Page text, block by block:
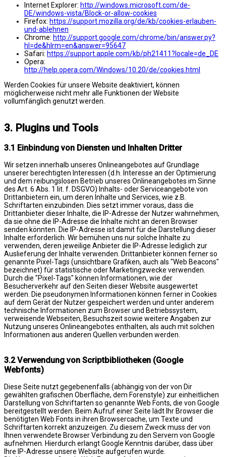
Internet Explorer: http://windows.microsoft.com/de-
DE/windows-vista/Block-or-allow-cookies
Firefox: https://support.mozilla.org/de/kb/cookies-erlauben-
und-ablehnen
Chrome: http://support.google.com/chrome/bin/answer.py?
hl=de&hlrm=en&answer=95647
Safari: https://support.apple.com/kb/ph21411?locale=de_DE
Opera:
http://help.opera.com/Windows/10.20/de/cookies.html
Werden Cookies für unsere Website deaktiviert, können
möglicherweise nicht mehr alle Funktionen der Website
vollumfänglich genutzt werden.
3. Plugins und Tools
3.1 Einbindung von Diensten und Inhalten Dritter
Wir setzen innerhalb unseres Onlineangebotes auf Grundlage
unserer berechtigten Interessen (d.h. Interesse an der Optimierung
und dem reibungslosen Betrieb unseres Onlineangebotes im Sinne
des Art. 6 Abs. 1 lit. f. DSGVO) Inhalts- oder Serviceangebote von
Drittanbietern ein, um deren Inhalte und Services, wie z.B.
Schriftarten einzubinden. Dies setzt immer voraus, dass die
Drittanbieter dieser Inhalte, die IP-Adresse der Nutzer wahrnehmen,
da sie ohne die IP-Adresse die Inhalte nicht an deren Browser
senden könnten. Die IP-Adresse ist damit für die Darstellung dieser
Inhalte erforderlich. Wir bemühen uns nur solche Inhalte zu
verwenden, deren jeweilige Anbieter die IP-Adresse lediglich zur
Auslieferung der Inhalte verwenden. Drittanbieter können ferner so
genannte Pixel-Tags (unsichtbare Grafiken, auch als "Web Beacons"
bezeichnet) für statistische oder Marketingzwecke verwenden.
Durch die "Pixel-Tags" können Informationen, wie der
Besucherverkehr auf den Seiten dieser Website ausgewertet
werden. Die pseudonymen Informationen können ferner in Cookies
auf dem Gerät der Nutzer gespeichert werden und unter anderem
technische Informationen zum Browser und Betriebssystem,
verweisende Webseiten, Besuchszeit sowie weitere Angaben zur
Nutzung unseres Onlineangebotes enthalten, als auch mit solchen
Informationen aus anderen Quellen verbunden werden.
3.2 Verwendung von Scriptbibliotheken (Google
Webfonts)
Diese Seite nutzt gegebenenfalls (abhängig von der von Dir
gewählten grafischen Oberfläche, dem Forenstyle) zur einheitlichen
Darstellung von Schriftarten so genannte Web Fonts, die von Google
bereitgestellt werden. Beim Aufruf einer Seite lädt Ihr Browser die
benötigten Web Fonts in ihren Browsercache, um Texte und
Schriftarten korrekt anzuzeigen. Zu diesem Zweck muss der von
Ihnen verwendete Browser Verbindung zu den Servern von Google
aufnehmen. Hierdurch erlangt Google Kenntnis darüber, dass über
Ihre IP-Adresse unsere Website aufgerufen wurde.